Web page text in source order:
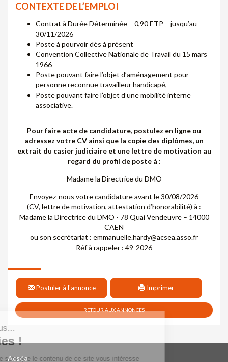
CONTEXTE DE L’EMPLOI
Contrat à Durée Déterminée – 0,90 ETP – jusqu’au
30/11/2026
Poste à pourvoir dès à présent
Convention Collective Nationale de Travail du 15 mars
1966
Poste pouvant faire l’objet d’aménagement pour
personne reconnue travailleur handicapé,
Poste pouvant faire l’objet d’une mobilité interne
associative.
Pour faire acte de candidature, postulez en ligne ou
adressez votre CV ainsi que la copie des diplômes, un
extrait du casier judiciaire et une lettre de motivation au
regard du profil de poste à :
Madame la Directrice du DMO
Envoyez-nous votre candidature avant le 30/08/2026
(CV, lettre de motivation, attestation d’honorabilité) à :
Madame la Directrice du DMO - 78 Quai Vendeuvre – 14000
CAEN
ou son secrétariat : emmanuelle.hardy@acsea.asso.fr
Réf à rappeler : 49-2026
Postuler à l'annonce Imprimer
RETOUR AUX ANNONCES
Acséa